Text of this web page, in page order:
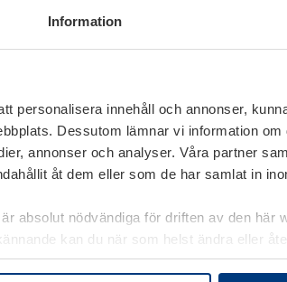
Information
personalisera innehåll och annonser,
Dessutom lämnar vi information om
annonser och analyser. Våra partner
åt dem eller som de har samlat in
absolut nödvändiga för driften av den här
kan du när som helst ändra eller